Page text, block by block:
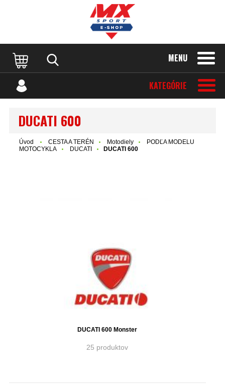
MENU
KATEGÓRIE
DUCATI 600
Úvod CESTA A TERÉN Motodiely
PODĽA MODELU
MOTOCYKLA
DUCATI DUCATI 600
DUCATI 600 Monster
25 produktov